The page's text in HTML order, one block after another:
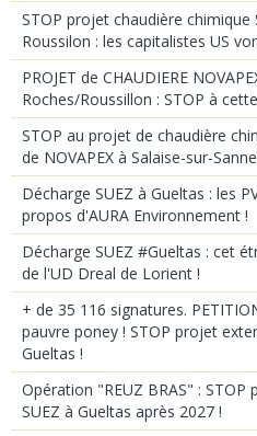
STOP projet chaudière chimique
Roussilon : les capitalistes US
PROJET de CHAUDIERE
Roches/Roussillon : STOP à
STOP au projet de chaudière
de NOVAPEX à Salaise-sur-
Décharge SUEZ à Gueltas : les
propos d'AURA Environnement !
Décharge SUEZ #Gueltas : cet
de l'UD Dreal de Lorient !
+ de 35 116 signatures.
pauvre poney ! STOP projet
Gueltas !
Opération "REUZ BRAS" :
SUEZ à Gueltas après 2027 !